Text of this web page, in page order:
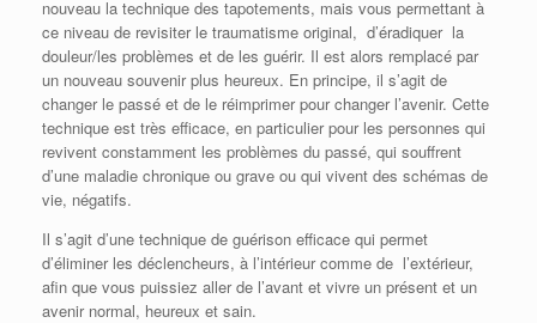
nouveau la technique des tapotements, mais vous permettant à
ce niveau de revisiter le traumatisme original, d’éradiquer la
douleur/les problèmes et de les guérir. Il est alors remplacé par
un nouveau souvenir plus heureux. En principe, il s’agit de
changer le passé et de le réimprimer pour changer l’avenir. Cette
technique est très efficace, en particulier pour les personnes qui
revivent constamment les problèmes du passé, qui souffrent
d’une maladie chronique ou grave ou qui vivent des schémas de
vie, négatifs.
Il s’agit d’une technique de guérison efficace qui permet
d’éliminer les déclencheurs, à l’intérieur comme de l’extérieur,
afin que vous puissiez aller de l’avant et vivre un présent et un
avenir normal, heureux et sain.